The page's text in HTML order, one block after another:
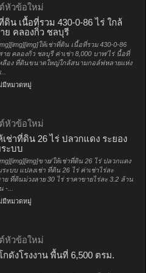
หัวข้อใหม่
ดิน เนื้อที่รวม 430-0-86 ไร่ ใกล้
ย คลองกิ่ว ชลบุรี
ให้เช่าที่ดิน เนื้อที่รวม 430-0-86
ย คลองกิ่ว ชลบุรี ค่าเช่า 8,000 บาท/ไร่ นื้อที่
ลือง ที่ดินขนาดใหญ่ใกล้สนามกอล์ฟหลายแห่ง
มีหมวดหมู่
หัวข้อใหม่
เช่าที่ดิน 26 ไร่ ปลวกแดง ระยอง
ระบบ
ขาย/ให้เช่าที่ดิน 26 ไร่ ปลวกแดง
ระบบ แปลงเช่า ที่ดิน 26 ไร่ ค่าเช่าไร่ละ
ย ที่ดินม่วงลาย 30 ไร่ ราคาขายไร่ละ 3.2 ล้าน
-...
มีหมวดหมู่
หัวข้อใหม่
กดังโรงงาน พื้นที่ 6,500 ตรม.